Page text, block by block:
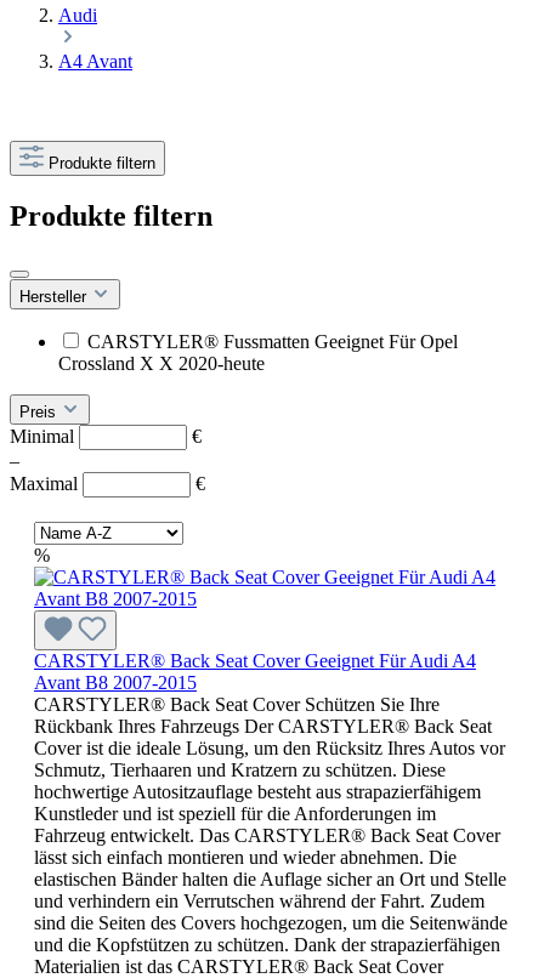
Audi
A4 Avant
Produkte filtern
Produkte filtern
Hersteller
CARSTYLER® Fussmatten Geeignet Für Opel
Crossland X X 2020-heute
Preis
Minimal
€
–
Maximal
€
%
CARSTYLER® Back Seat Cover Geeignet Für Audi A4
Avant B8 2007-2015
CARSTYLER® Back Seat Cover Schützen Sie Ihre
Rückbank Ihres Fahrzeugs Der CARSTYLER® Back Seat
Cover ist die ideale Lösung, um den Rücksitz Ihres Autos vor
Schmutz, Tierhaaren und Kratzern zu schützen. Diese
hochwertige Autositzauflage besteht aus strapazierfähigem
Kunstleder und ist speziell für die Anforderungen im
Fahrzeug entwickelt. Das CARSTYLER® Back Seat Cover
lässt sich einfach montieren und wieder abnehmen. Die
elastischen Bänder halten die Auflage sicher an Ort und Stelle
und verhindern ein Verrutschen während der Fahrt. Zudem
sind die Seiten des Covers hochgezogen, um die Seitenwände
und die Kopfstützen zu schützen. Dank der strapazierfähigen
Materialien ist das CARSTYLER® Back Seat Cover